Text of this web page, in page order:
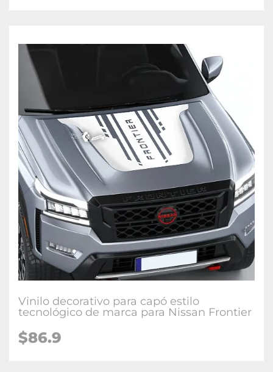
Vinilo decorativo para capó estilo
tecnológico de marca para Nissan Frontier
$86.9